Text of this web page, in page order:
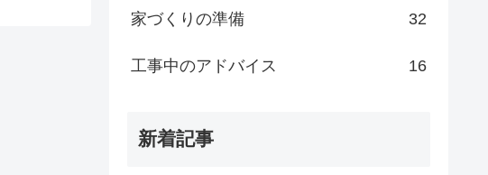
家づくりの準備 32
工事中のアドバイス 16
新着記事